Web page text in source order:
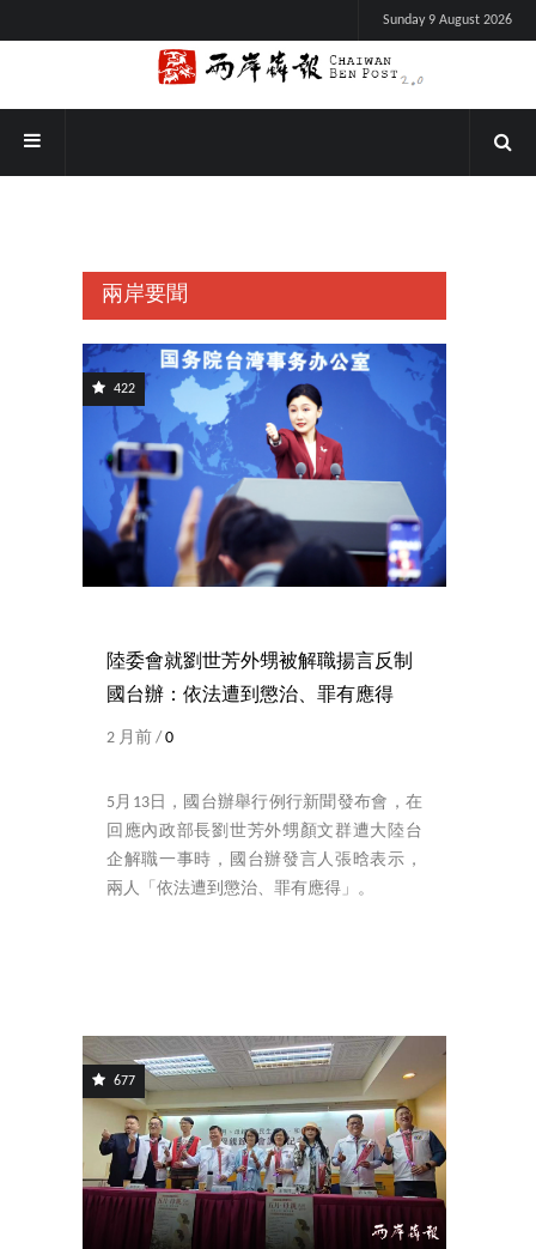
Sunday 9 August 2026
兩岸要聞
422
陸委會就劉世芳外甥被解職揚言反制
國台辦：依法遭到懲治、罪有應得
2 月前 /0
5月13日，國台辦舉行例行新聞發布會，在
回應內政部長劉世芳外甥顏文群遭大陸台
企解職一事時，國台辦發言人張晗表示，
兩人「依法遭到懲治、罪有應得」。
677